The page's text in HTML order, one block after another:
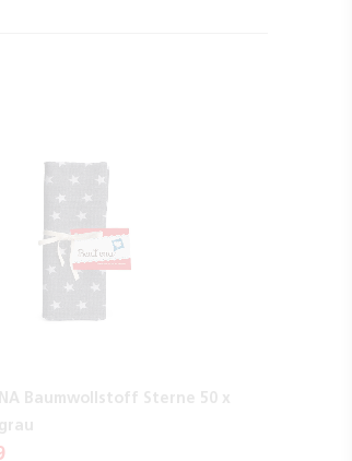
Baumwollstoff Sterne 50 x